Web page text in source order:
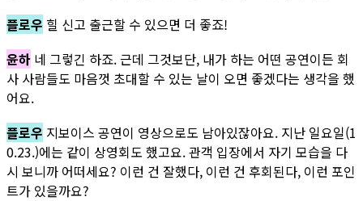
플로우 힐 신고 출근할 수 있으면 더 좋죠!
윤하 네 그렇긴 하죠. 근데 그것보단, 내가 하는 어떤 공연이든 회
사 사람들도 마음껏 초대할 수 있는 날이 오면 좋겠다는 생각을 했
어요.
플로우 지보이스 공연이 영상으로도 남아있잖아요. 지난 일요일(1
0.23.)에는 같이 상영회도 했고요. 관객 입장에서 자기 모습을 다
시 보니까 어떠세요? 이런 건 잘했다, 이런 건 후회된다, 이런 포인
트가 있을까요?